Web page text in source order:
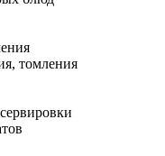
томления